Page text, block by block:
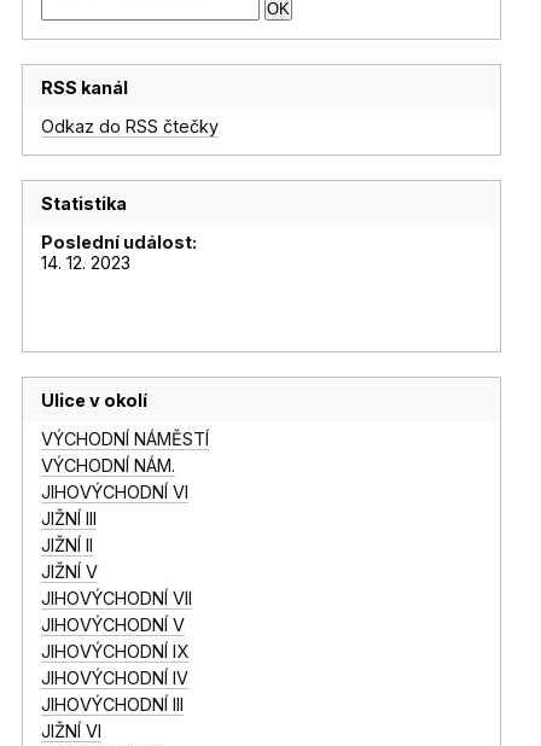
RSS kanál
Odkaz do RSS čtečky
Statistika
Poslední událost:
14. 12. 2023
Ulice v okolí
VÝCHODNÍ NÁMĚSTÍ
VÝCHODNÍ NÁM.
JIHOVÝCHODNÍ VI
JIŽNÍ III
JIŽNÍ II
JIŽNÍ V
JIHOVÝCHODNÍ VII
JIHOVÝCHODNÍ V
JIHOVÝCHODNÍ IX
JIHOVÝCHODNÍ IV
JIHOVÝCHODNÍ III
JIŽNÍ VI